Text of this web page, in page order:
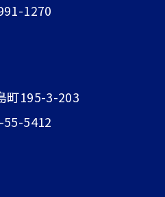
1270
町195-3-203
55-5412